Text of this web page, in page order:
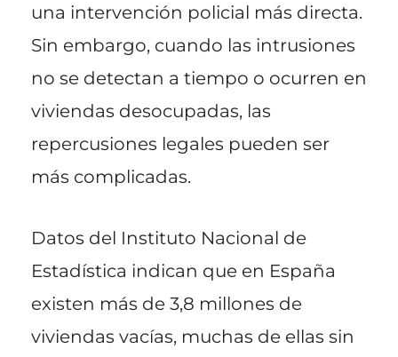
una intervención policial más directa.
Sin embargo, cuando las intrusiones
no se detectan a tiempo o ocurren en
viviendas desocupadas, las
repercusiones legales pueden ser
más complicadas.
Datos del Instituto Nacional de
Estadística indican que en España
existen más de 3,8 millones de
viviendas vacías, muchas de ellas sin